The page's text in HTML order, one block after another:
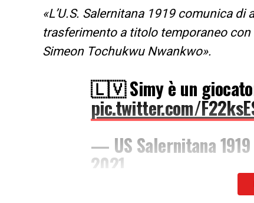
«L’U.S. Salernitana 1919 comunica di
trasferimento a titolo temporaneo con
Simeon Tochukwu Nwankwo».
🇱🇻 Simy è un
pic.twitter.com/
— US Salernitana
2021